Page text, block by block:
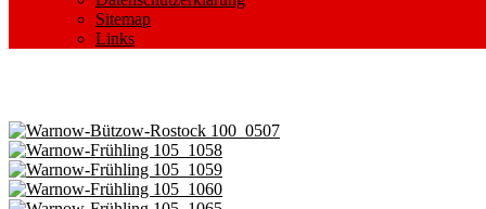
sub
menu
Sitemap
Links